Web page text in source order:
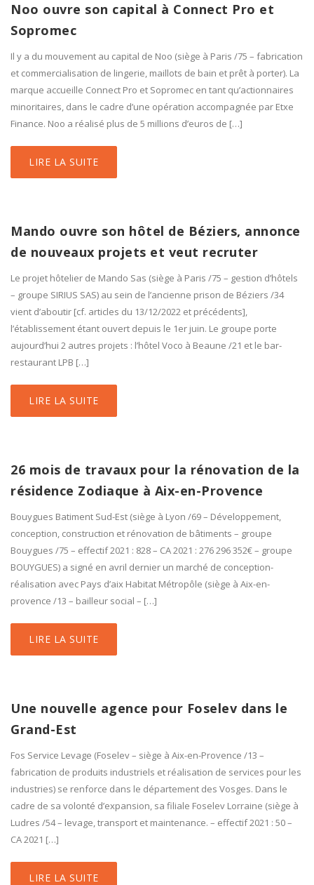
Noo ouvre son capital à Connect Pro et
Sopromec
Il y a du mouvement au capital de Noo (siège à Paris /75 – fabrication
et commercialisation de lingerie, maillots de bain et prêt à porter). La
marque accueille Connect Pro et Sopromec en tant qu’actionnaires
minoritaires, dans le cadre d’une opération accompagnée par Etxe
Finance. Noo a réalisé plus de 5 millions d’euros de […]
LIRE LA SUITE
Mando ouvre son hôtel de Béziers, annonce
de nouveaux projets et veut recruter
Le projet hôtelier de Mando Sas (siège à Paris /75 – gestion d’hôtels
– groupe SIRIUS SAS) au sein de l’ancienne prison de Béziers /34
vient d’aboutir [cf. articles du 13/12/2022 et précédents],
l’établissement étant ouvert depuis le 1er juin. Le groupe porte
aujourd’hui 2 autres projets : l’hôtel Voco à Beaune /21 et le bar-
restaurant LPB […]
LIRE LA SUITE
26 mois de travaux pour la rénovation de la
résidence Zodiaque à Aix-en-Provence
Bouygues Batiment Sud-Est (siège à Lyon /69 – Développement,
conception, construction et rénovation de bâtiments – groupe
Bouygues /75 – effectif 2021 : 828 – CA 2021 : 276 296 352€ – groupe
BOUYGUES) a signé en avril dernier un marché de conception-
réalisation avec Pays d’aix Habitat Métropôle (siège à Aix-en-
provence /13 – bailleur social – […]
LIRE LA SUITE
Une nouvelle agence pour Foselev dans le
Grand-Est
Fos Service Levage (Foselev – siège à Aix-en-Provence /13 –
fabrication de produits industriels et réalisation de services pour les
industries) se renforce dans le département des Vosges. Dans le
cadre de sa volonté d’expansion, sa filiale Foselev Lorraine (siège à
Ludres /54 – levage, transport et maintenance. – effectif 2021 : 50 –
CA 2021 […]
LIRE LA SUITE